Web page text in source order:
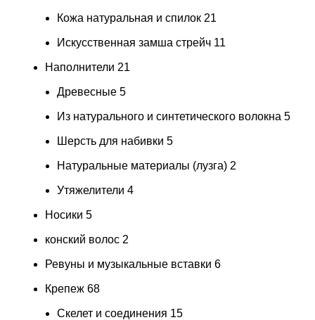
Кожа натуральная и спилок 21
Искусственная замша стрейч 11
Наполнители 21
Древесные 5
Из натурального и синтетического волокна 5
Шерсть для набивки 5
Натуральные материалы (лузга) 2
Утяжелители 4
Носики 5
конский волос 2
Ревуны и музыкальные вставки 6
Крепеж 68
Скелет и соединения 15